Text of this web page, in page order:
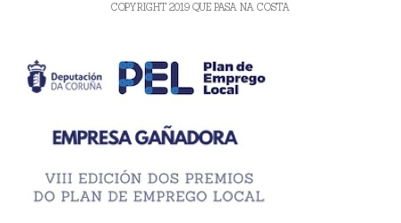
COPYRIGHT 2019 QUE PASA NA COSTA